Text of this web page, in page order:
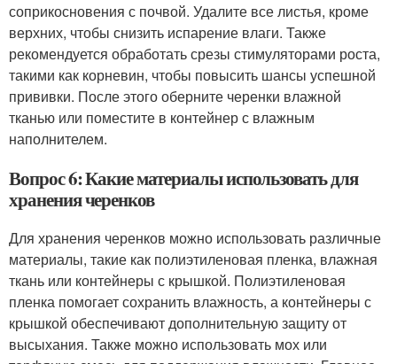
соприкосновения с почвой. Удалите все листья, кроме
верхних, чтобы снизить испарение влаги. Также
рекомендуется обработать срезы стимуляторами роста,
такими как корневин, чтобы повысить шансы успешной
прививки. После этого оберните черенки влажной
тканью или поместите в контейнер с влажным
наполнителем.
Вопрос 6: Какие материалы использовать для
хранения черенков
Для хранения черенков можно использовать различные
материалы, такие как полиэтиленовая пленка, влажная
ткань или контейнеры с крышкой. Полиэтиленовая
пленка помогает сохранить влажность, а контейнеры с
крышкой обеспечивают дополнительную защиту от
высыхания. Также можно использовать мох или